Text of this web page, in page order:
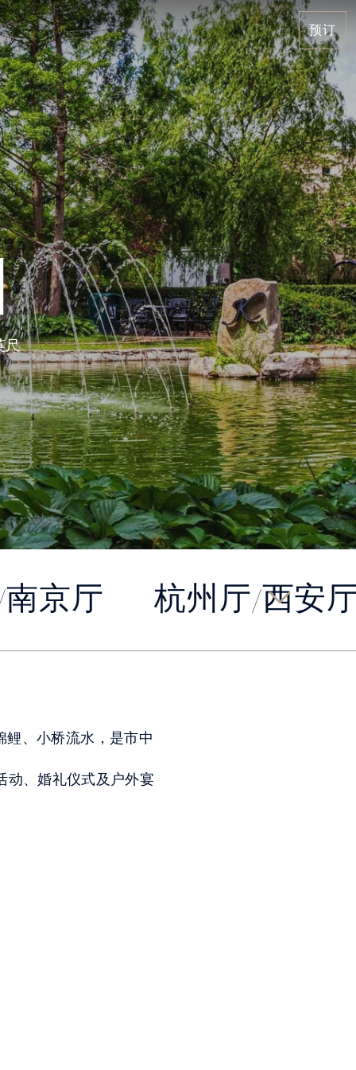
预订
尺
京厅 杭州厅/西安
、小桥流水，是市中
动、婚礼仪式及户外宴